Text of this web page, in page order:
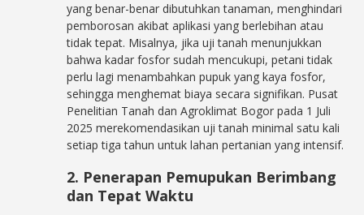
yang benar-benar dibutuhkan tanaman, menghindari
pemborosan akibat aplikasi yang berlebihan atau
tidak tepat. Misalnya, jika uji tanah menunjukkan
bahwa kadar fosfor sudah mencukupi, petani tidak
perlu lagi menambahkan pupuk yang kaya fosfor,
sehingga menghemat biaya secara signifikan. Pusat
Penelitian Tanah dan Agroklimat Bogor pada 1 Juli
2025 merekomendasikan uji tanah minimal satu kali
setiap tiga tahun untuk lahan pertanian yang intensif.
2. Penerapan Pemupukan Berimbang
dan Tepat Waktu